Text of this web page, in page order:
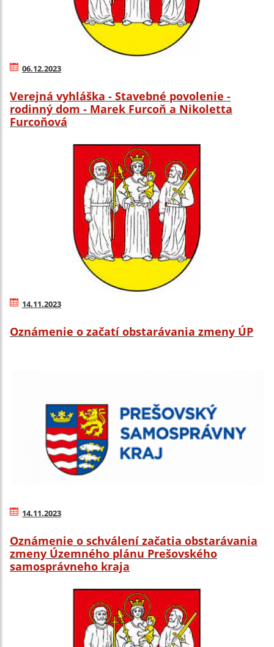
06.12.2023
Verejná vyhláška - Stavebné povolenie -
rodinný dom - Marek Furcoň a Nikoletta
Furcoňová
14.11.2023
Oznámenie o začatí obstarávania zmeny ÚP
14.11.2023
Oznámenie o schválení začatia obstarávania
zmeny Územného plánu Prešovského
samosprávneho kraja